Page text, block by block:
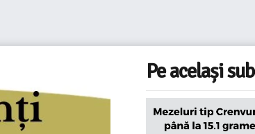
Pe același